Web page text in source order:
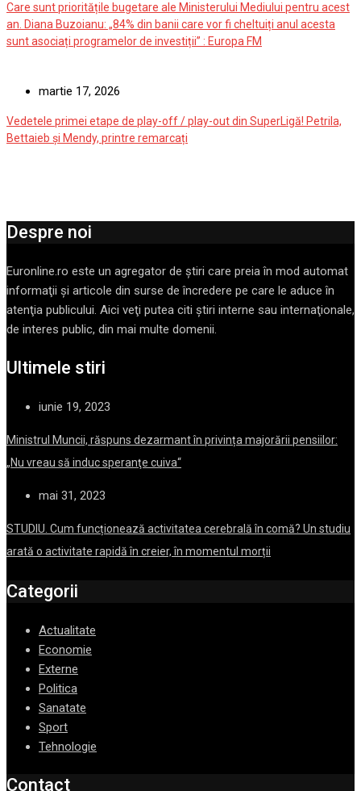
Care sunt prioritățile bugetare ale Ministerului Mediului pentru acest
an. Diana Buzoianu: „84% din banii care vor fi cheltuiți anul acesta
sunt asociați programelor de investiții” : Europa FM
martie 17, 2026
Vedetele primei etape de play-off / play-out din SuperLigă! Petrila,
Bettaieb și Mendy, printre remarcați
Despre noi
Euronline.ro este un agregator de ştiri care preia în mod automat
informaţii şi articole din surse de încredere pe care le aduce în
atenţia publicului. Aici veţi putea citi ştiri interne sau internaţionale,
de interes public, din mai multe domenii.
Ultimele stiri
iunie 19, 2023
Ministrul Muncii, răspuns dezarmant în privința majorării pensiilor:
„Nu vreau să induc speranţe cuiva“
mai 31, 2023
STUDIU. Cum funcționează activitatea cerebrală în comă? Un studiu
arată o activitate rapidă în creier, în momentul morții
Categorii
Actualitate
Economie
Externe
Politica
Sanatate
Sport
Tehnologie
Contact